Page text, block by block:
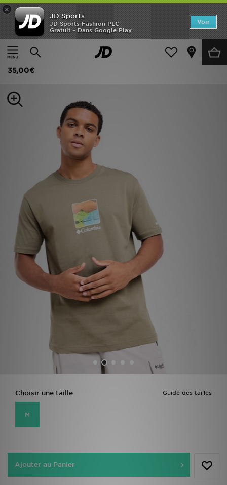
×
JD Sports
JD Sports Fashion PLC
Gratuit - Dans Google Play
Voir
Accueil
Homme Vêtements Homme T-shirts et Débardeurs
Columbia T-shirt Invert
35,00€
Guide des tailles
Choisir une taille
M
Ajouter au Panier
Accueil
Nouveautés
Enfant
Sports
PROMOS
Suivre Ma Commande
Service client
Télécharge l'Appli